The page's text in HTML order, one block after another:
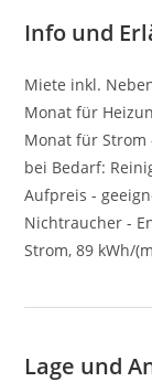
Info und
Miete inkl.
Monat für
Monat für Strom
bei Bedarf:
Aufpreis -
Nichtraucher -
Strom, 89 kWh/
Lage und